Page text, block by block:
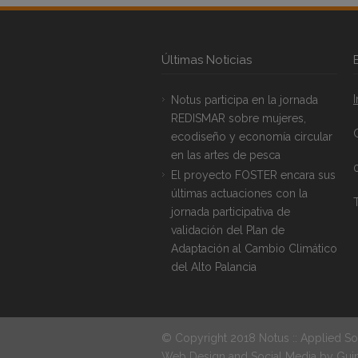
Últimas Noticias
Notus participa en la jornada
REDISMAR sobre mujeres,
ecodiseño y economía circular
en las artes de pesca
El proyecto FOSTER encara sus
últimas actuaciones con la
jornada participativa de
validación del Plan de
Adaptación al Cambio Climático
del Alto Palancia
© Copyright 2018 Notus :: Applied